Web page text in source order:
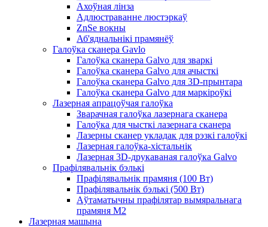
Ахоўная лінза
Адлюстраванне люстэркаў
ZnSe вокны
Аб'яднальнікі прамянёў
Галоўка сканера Gavlo
Галоўка сканера Galvo для зваркі
Галоўка сканера Galvo для ачысткі
Галоўка сканера Galvo для 3D-прынтара
Галоўка сканера Galvo для маркіроўкі
Лазерная апрацоўчая галоўка
Зварачная галоўка лазернага сканера
Галоўка для чысткі лазернага сканера
Лазерны сканер укладак для рэзкі галоўкі
Лазерная галоўка-хістальнік
Лазерная 3D-друкаваная галоўка Galvo
Прафілявальнік бэлькі
Прафілявальнік прамяня (100 Вт)
Прафілявальнік бэлькі (500 Вт)
Аўтаматычны прафілятар вымяральнага
прамяня M2
Лазерная машына